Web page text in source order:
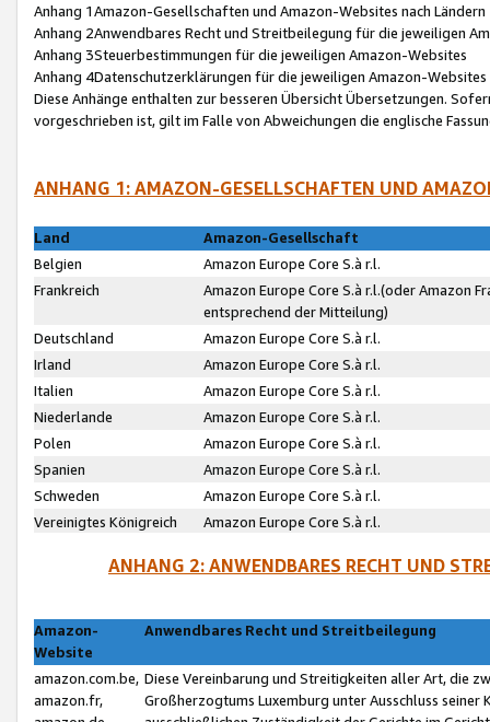
Anhang 1Amazon-Gesellschaften und Amazon-Websites nach Ländern
Anhang 2Anwendbares Recht und Streitbeilegung für die jeweiligen
Anhang 3Steuerbestimmungen für die jeweiligen Amazon-Websites
Anhang 4Datenschutzerklärungen für die jeweiligen Amazon-Websites
Diese Anhänge enthalten zur besseren Übersicht Übersetzungen.
vorgeschrieben ist, gilt im Falle von Abweichungen die englische
ANHANG 1: AMAZON-GESELLSCHAFTEN UND
Land
Amazon-Gesellschaft
Belgien
Amazon Europe Core S.à r.l.
Frankreich
Amazon Europe Core S.à r.l.(oder Amazon
entsprechend der Mitteilung)
Deutschland
Amazon Europe Core S.à r.l.
Irland
Amazon Europe Core S.à r.l.
Italien
Amazon Europe Core S.à r.l.
Niederlande
Amazon Europe Core S.à r.l.
Polen
Amazon Europe Core S.à r.l.
Spanien
Amazon Europe Core S.à r.l.
Schweden
Amazon Europe Core S.à r.l.
Vereinigtes Königreich
Amazon Europe Core S.à r.l.
ANHANG 2: ANWENDBARES RECHT UND
Amazon-
Website
Anwendbares Recht und Streitbeilegung
amazon.com.be,
amazon.fr,
Diese Vereinbarung und Streitigkeiten aller Art, die
Großherzogtums Luxemburg unter Ausschluss